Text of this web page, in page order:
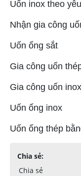
Uốn inox theo
Nhận gia công
Uốn ống sắt
Gia công uốn
Gia công uốn
Uốn ống inox
Uốn ống thép
Chia sẻ:
Chia sẻ